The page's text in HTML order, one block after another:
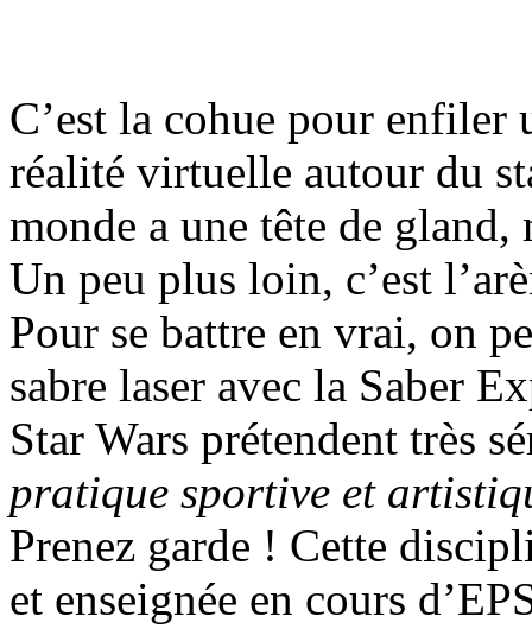
C’est la cohue pour
réalité virtuelle autour du
monde a une tête de
Un peu plus loin, c’est
Pour se battre en vrai, on
sabre laser avec la Saber
Star Wars prétendent très
pratique sportive et
Prenez garde ! Cette
et enseignée en cours